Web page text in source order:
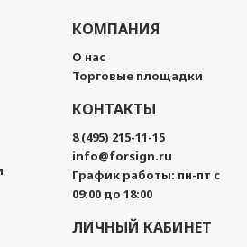
КОМПАНИЯ
О нас
Торговые площадки
КОНТАКТЫ
8 (495) 215-11-15
info@forsign.ru
График работы: пн-пт с
09:00 до 18:00
ЛИЧНЫЙ КАБИНЕТ